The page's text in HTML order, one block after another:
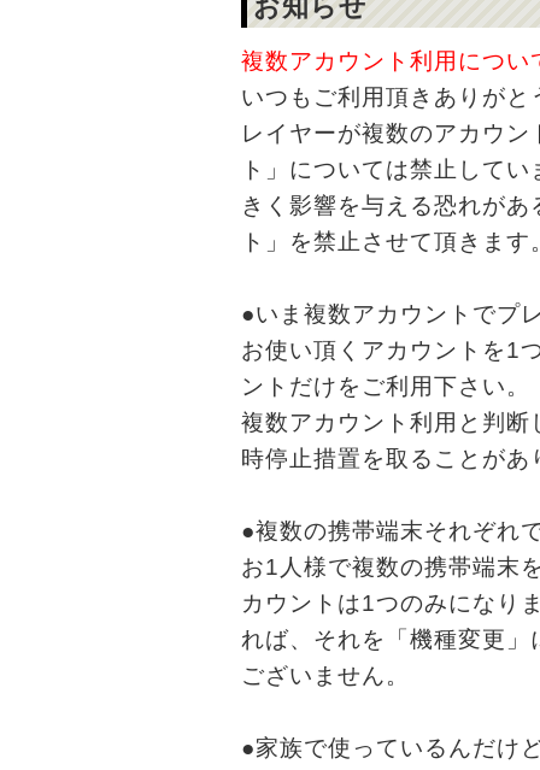
お知らせ
複数アカウント利用につい
いつもご利用頂きありが
レイヤーが複数のアカウ
ト」については禁止して
きく影響を与える恐れが
ト」を禁止させて頂きます
●いま複数アカウントでプ
お使い頂くアカウントを1
ントだけをご利用下さい。
複数アカウント利用と判
時停止措置を取ることがあ
●複数の携帯端末それぞれ
お1人様で複数の携帯端末
カウントは1つのみになり
れば、それを「機種変更
ございません。
●家族で使っているんだけ